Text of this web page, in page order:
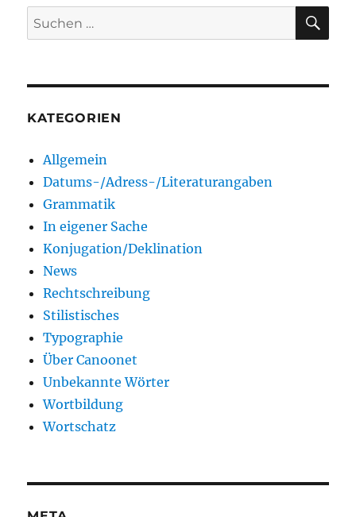
Suchen
nach:
KATEGORIEN
Allgemein
Datums-/Adress-/Literaturangaben
Grammatik
In eigener Sache
Konjugation/Deklination
News
Rechtschreibung
Stilistisches
Typographie
Über Canoonet
Unbekannte Wörter
Wortbildung
Wortschatz